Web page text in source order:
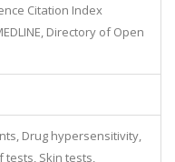
Citation Index
Directory of Open
Drug hypersensitivity,
tests, Skin tests,